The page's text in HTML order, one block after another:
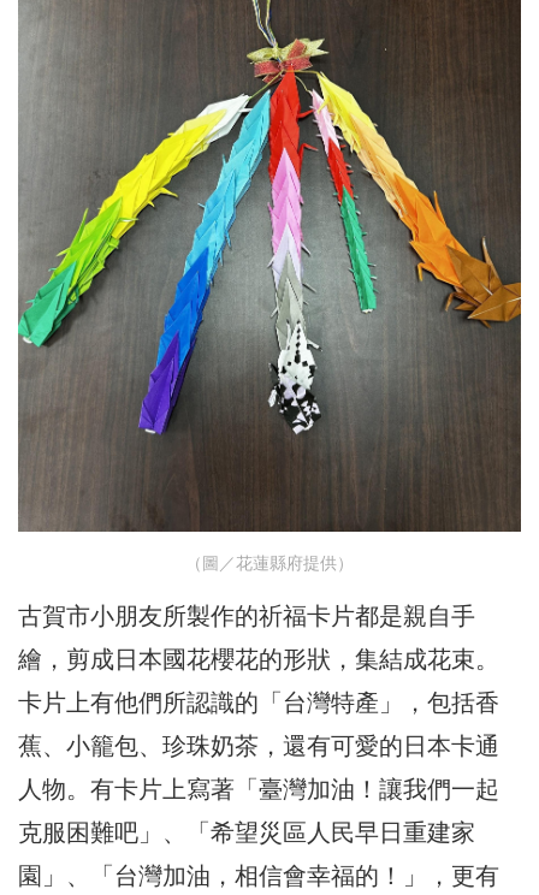
（圖／花蓮縣府提供）
古賀市小朋友所製作的祈福卡片都是親自手
繪，剪成日本國花櫻花的形狀，集結成花束。
卡片上有他們所認識的「台灣特產」，包括香
蕉、小籠包、珍珠奶茶，還有可愛的日本卡通
人物。有卡片上寫著「臺灣加油！讓我們一起
克服困難吧」、「希望災區人民早日重建家
園」、「台灣加油，相信會幸福的！」，更有